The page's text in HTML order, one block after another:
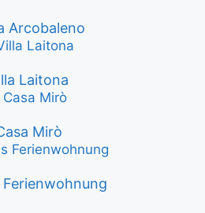
Arcobaleno
Laitona
Mirò
Ferienwohnung